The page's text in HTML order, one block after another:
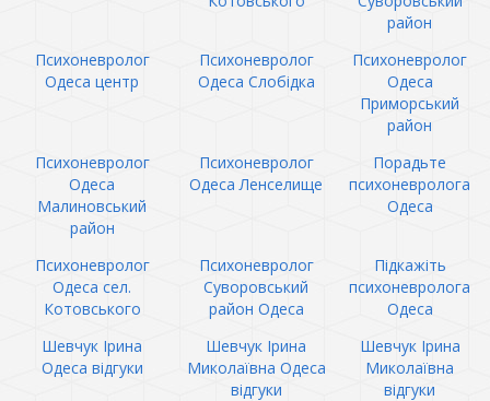
район
Психоневролог
Одеса центр
Психоневролог
Одеса Слобідка
Психоневролог
Одеса
Приморський
район
Психоневролог
Одеса
Малиновський
район
Психоневролог
Одеса Ленселище
Порадьте
психоневролога
Одеса
Психоневролог
Одеса сел.
Котовського
Психоневролог
Суворовський
район Одеса
Підкажіть
психоневролога
Одеса
Шевчук Ірина
Одеса відгуки
Шевчук Ірина
Миколаївна Одеса
відгуки
Шевчук Ірина
Миколаївна
відгуки